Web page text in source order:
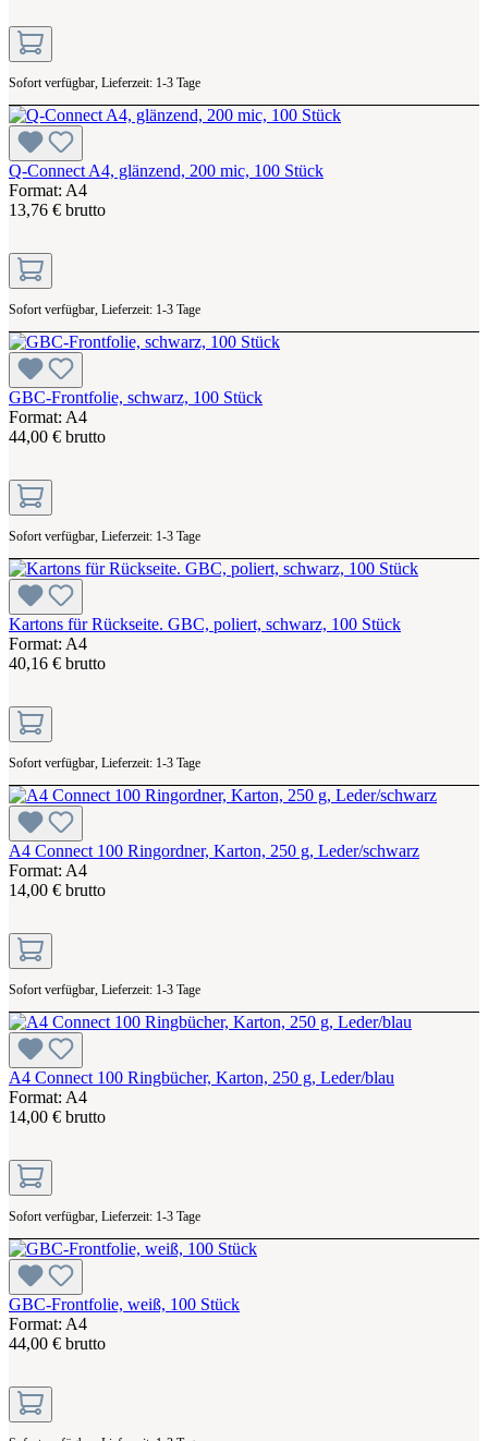
Sofort verfügbar, Lieferzeit: 1-3 Tage
Q-Connect A4, glänzend, 200 mic, 100 Stück
Format: A4
13,76 € brutto
Sofort verfügbar, Lieferzeit: 1-3 Tage
GBC-Frontfolie, schwarz, 100 Stück
Format: A4
44,00 € brutto
Sofort verfügbar, Lieferzeit: 1-3 Tage
Kartons für Rückseite. GBC, poliert, schwarz, 100 Stück
Format: A4
40,16 € brutto
Sofort verfügbar, Lieferzeit: 1-3 Tage
A4 Connect 100 Ringordner, Karton, 250 g, Leder/schwarz
Format: A4
14,00 € brutto
Sofort verfügbar, Lieferzeit: 1-3 Tage
A4 Connect 100 Ringbücher, Karton, 250 g, Leder/blau
Format: A4
14,00 € brutto
Sofort verfügbar, Lieferzeit: 1-3 Tage
GBC-Frontfolie, weiß, 100 Stück
Format: A4
44,00 € brutto